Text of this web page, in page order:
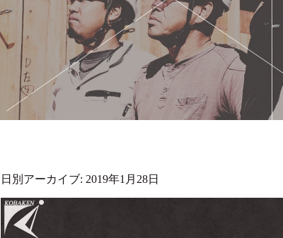
日別アーカイブ: 2019年1月28日